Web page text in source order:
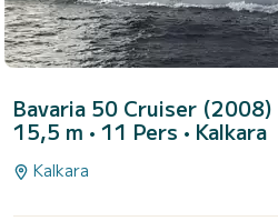
Bavaria 50 Cruiser (2008)
15,5 m • 11 Pers • Kalkara
Kalkara